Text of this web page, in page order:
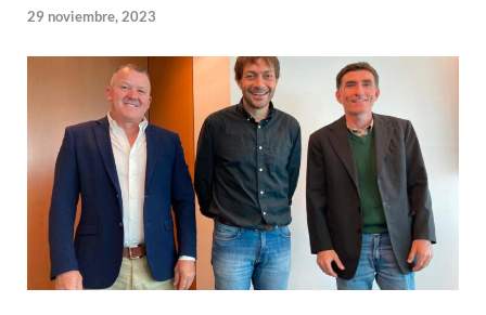
29 noviembre, 2023